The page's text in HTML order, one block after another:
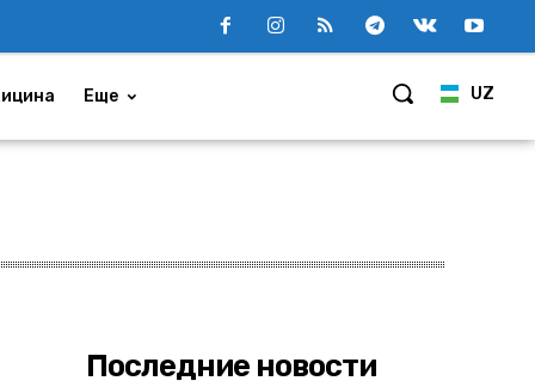
UZ
Еще
Последние новости